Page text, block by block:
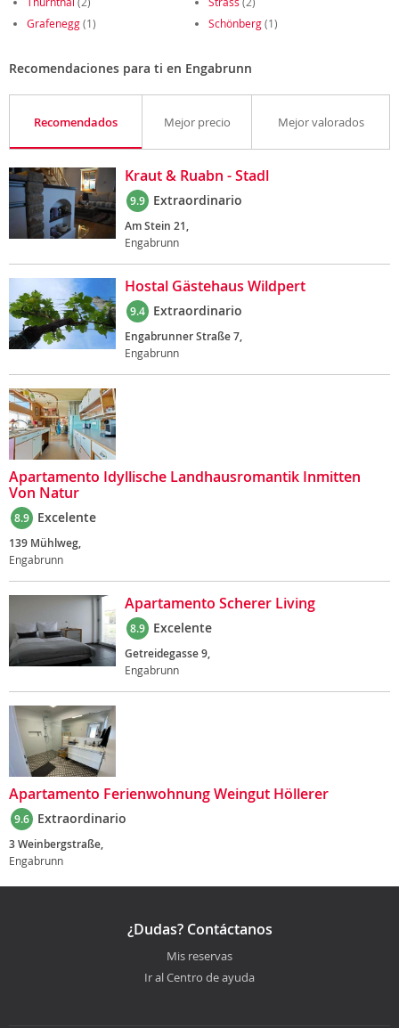
Grafenegg(1) Schönberg(1)
Recomendaciones para ti en Engabrunn
Recomendados Mejor precio Mejor valorados
Kraut & Ruabn - Stadl
9.9 Extraordinario
Am Stein 21,
Engabrunn
Hostal Gästehaus Wildpert
9.4 Extraordinario
Engabrunner Straße 7,
Engabrunn
Apartamento Idyllische Landhausromantik Inmitten
Von Natur
8.9 Excelente
139 Mühlweg,
Engabrunn
Apartamento Scherer Living
8.9 Excelente
Getreidegasse 9,
Engabrunn
Apartamento Ferienwohnung Weingut Höllerer
9.6 Extraordinario
3 Weinbergstraße,
Engabrunn
¿Dudas? Contáctanos
Mis reservas
Ir al Centro de ayuda